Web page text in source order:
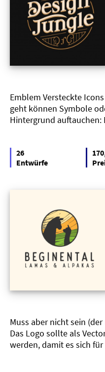
Emblem Versteckte
geht können Symbole
Hintergrund auftauchen:
26
Entwürfe
Muss aber nicht sein
Das Logo sollte als
werden, damit es sich für